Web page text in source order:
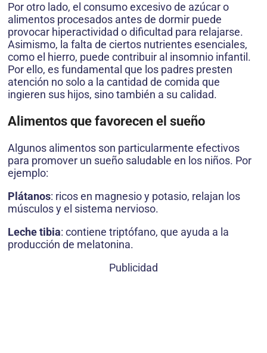
Por otro lado, el consumo excesivo de azúcar o
alimentos procesados antes de dormir puede
provocar hiperactividad o dificultad para relajarse.
Asimismo, la falta de ciertos nutrientes esenciales,
como el hierro, puede contribuir al insomnio infantil.
Por ello, es fundamental que los padres presten
atención no solo a la cantidad de comida que
ingieren sus hijos, sino también a su calidad.
Alimentos que favorecen el sueño
Algunos alimentos son particularmente efectivos
para promover un sueño saludable en los niños. Por
ejemplo:
Plátanos: ricos en magnesio y potasio, relajan los
músculos y el sistema nervioso.
Leche tibia: contiene triptófano, que ayuda a la
producción de melatonina.
Publicidad